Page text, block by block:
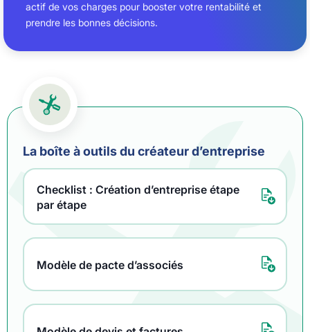
actif de vos charges pour booster votre rentabilité et
prendre les bonnes décisions.
La boîte à outils du créateur d’entreprise
Checklist : Création d’entreprise étape
par étape
Modèle de pacte d’associés